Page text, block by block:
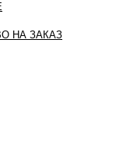
НА ЗАКАЗ